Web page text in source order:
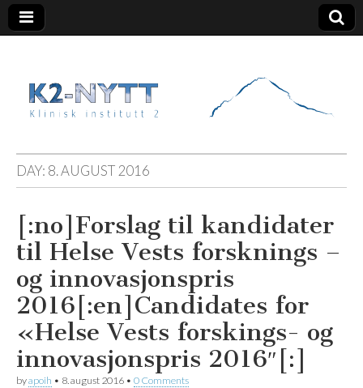
K2 Nytt
DAY: 8. AUGUST 2016
[:no]Forslag til kandidater
til Helse Vests forsknings –
og innovasjonspris
2016[:en]Candidates for
«Helse Vests forskings- og
innovasjonspris 2016″[:]
byapoih • 8. august 2016 • 0 Comments